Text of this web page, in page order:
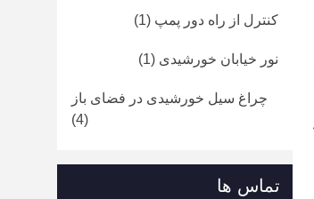
کنترل از راه دور پمپ (1)
نور خیابان خورشیدی (1)
چراغ سیل خورشیدی در فضای باز
(4)
تماس ها